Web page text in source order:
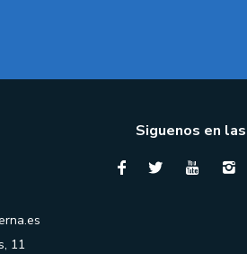
11
Siguenos en